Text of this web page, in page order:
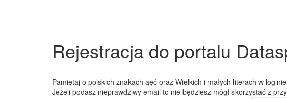
Rejestracja do portalu
Pamiętaj o polskich znakach ąęć oraz Wielkich i małych literach w
Jeżeli podasz nieprawdziwy email to nie będziesz mógł skorzystać z